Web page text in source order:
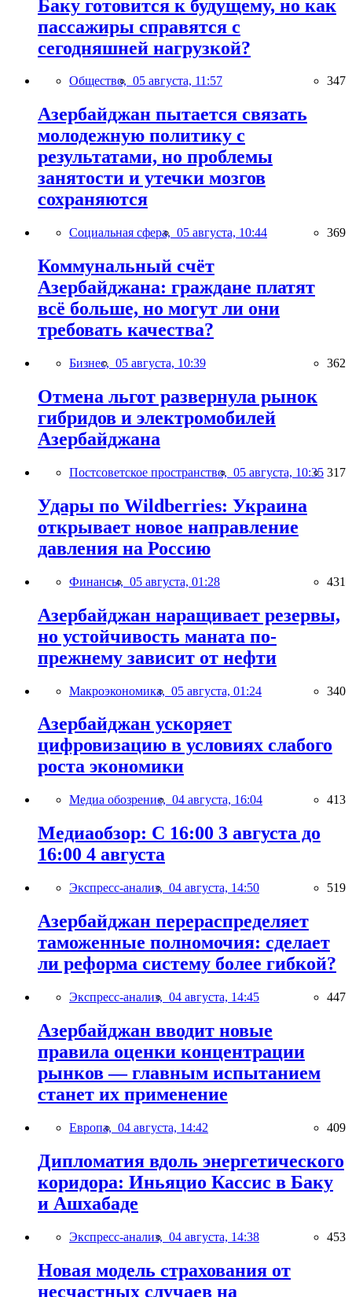
Баку готовится к будущему, но как
пассажиры справятся с
сегодняшней нагрузкой?
Общество, 05 августа, 11:57 347
Азербайджан пытается связать
молодежную политику с
результатами, но проблемы
занятости и утечки мозгов
сохраняются
Социальная сфера, 05 августа, 10:44 369
Коммунальный счёт
Азербайджана: граждане платят
всё больше, но могут ли они
требовать качества?
Бизнес, 05 августа, 10:39 362
Отмена льгот развернула рынок
гибридов и электромобилей
Азербайджана
Постсоветское пространство, 05 августа, 10:35 317
Удары по Wildberries: Украина
открывает новое направление
давления на Россию
Финансы, 05 августа, 01:28 431
Азербайджан наращивает резервы,
но устойчивость маната по-
прежнему зависит от нефти
Макроэкономика, 05 августа, 01:24 340
Азербайджан ускоряет
цифровизацию в условиях слабого
роста экономики
Медиа обозрение, 04 августа, 16:04 413
Медиаобзор: С 16:00 3 августа до
16:00 4 августа
Экспресс-анализ, 04 августа, 14:50 519
Азербайджан перераспределяет
таможенные полномочия: сделает
ли реформа систему более гибкой?
Экспресс-анализ, 04 августа, 14:45 447
Азербайджан вводит новые
правила оценки концентрации
рынков — главным испытанием
станет их применение
Европа, 04 августа, 14:42 409
Дипломатия вдоль энергетического
коридора: Иньяцио Кассис в Баку
и Ашхабаде
Экспресс-анализ, 04 августа, 14:38 453
Новая модель страхования от
несчастных случаев на